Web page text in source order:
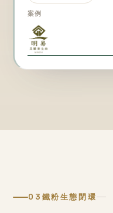
案例
03 鐵粉生態閉環